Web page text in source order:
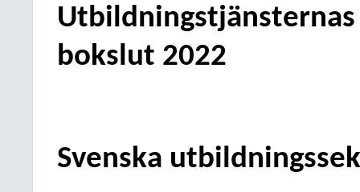
bokslut 2022
Svenska